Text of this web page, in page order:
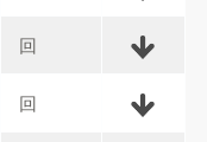
回
回